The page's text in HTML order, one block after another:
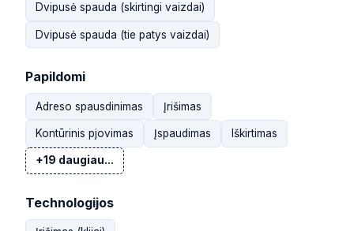
Dvipusė spauda (skirtingi vaizdai)
Dvipusė spauda (tie patys vaizdai)
Papildomi
Adreso spausdinimas Įrišimas
Kontūrinis pjovimas Įspaudimas Iškirtimas
+19 daugiau...
Technologijos